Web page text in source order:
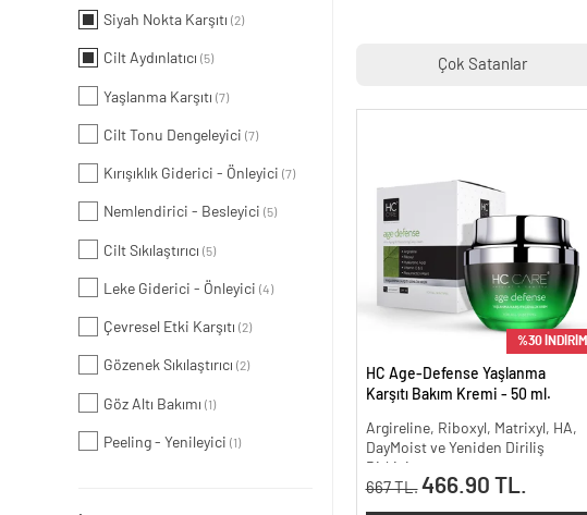
Siyah Nokta Karşıtı (2)
Cilt Aydınlatıcı (5)
Yaşlanma Karşıtı (7)
Cilt Tonu Dengeleyici (7)
Kırışıklık Giderici - Önleyici (7)
Nemlendirici - Besleyici (5)
Cilt Sıkılaştırıcı (5)
Leke Giderici - Önleyici (4)
Çevresel Etki Karşıtı (2)
Gözenek Sıkılaştırıcı (2)
Göz Altı Bakımı (1)
Peeling - Yenileyici (1)
Çok Satanlar
%30 İNDİRİM
HC Age-Defense Yaşlanma
Karşıtı Bakım Kremi - 50 ml.
Argireline, Riboxyl, Matrixyl, HA,
DayMoist ve Yeniden Diriliş
667 TL. 466.90 TL.